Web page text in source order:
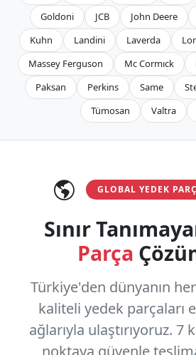
Goldoni
JCB John Deere
Kuhn
Landini Laverda
Massey Ferguson
Mc Cormıck
Paksan
Perkins Same
Tümosan
Valtra
GLOBAL YEDEK
Sınır
Parça
Türkiye'den dünyanın
kaliteli yedek parçaları
ağlarıyla ulaştırıyoruz. 7
noktaya güvenle